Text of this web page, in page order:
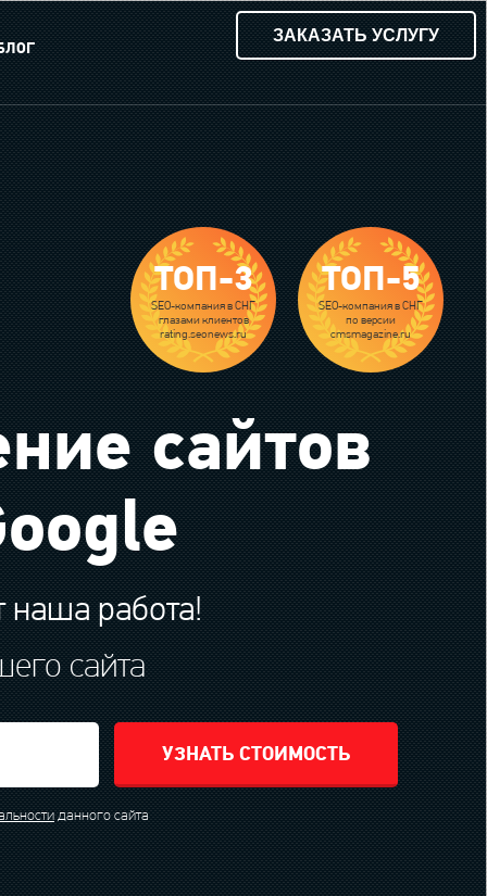
ЗАКАЗАТЬ УСЛУГУ
ТОП-3
SEO-компания в СНГ
глазами клиентов
rating.seonews.ru
ТОП-5
SEO-компания в СНГ
по версии
cmsmagazine.ru
сайтов
наша работа!
сайта
данного сайта
УЗНАТЬ СТОИМОСТЬ